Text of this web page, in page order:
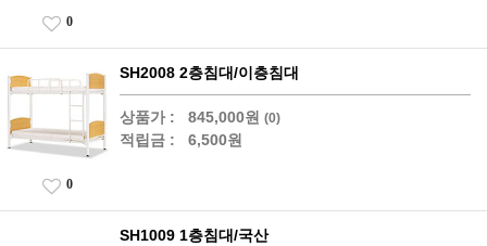
0
SH2008 2층침대/이층침대
상품가 : 845,000원 (0)
적립금 : 6,500원
0
SH1009 1층침대/국산